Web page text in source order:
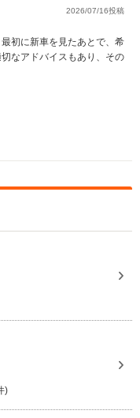
2026/07/16投稿
初に新車を見たあとで、希
なアドバイスもあり、その
)